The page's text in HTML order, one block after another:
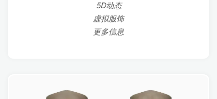
5D动态
虚拟服饰
更多信息